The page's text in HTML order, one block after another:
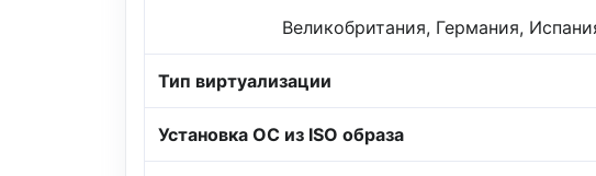
Великобритания, Германия,
Тип виртуализации
Установка ОС из ISO образа